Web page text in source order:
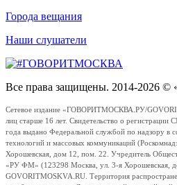
Города вещания
Наши слушатели
Все права защищены. 2014-2026 ©
Сетевое издание «ГОВОРИТМОСКВА.РУ/
лиц старше 16 лет. Свидетельство о
года выдано Федеральной службой по надзору в
технологий и массовых коммуникаций
Хорошевская, дом 12, пом. 22. Учредитель
«РУ ФМ» (123298 Москва, ул. 3-я Хорошевская,
GOVORITMOSKVA.RU. Территория